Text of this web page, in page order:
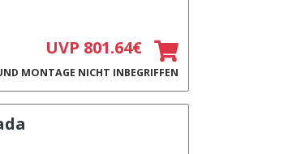
UVP 801.64€
MONTAGE NICHT INBEGRIFFEN